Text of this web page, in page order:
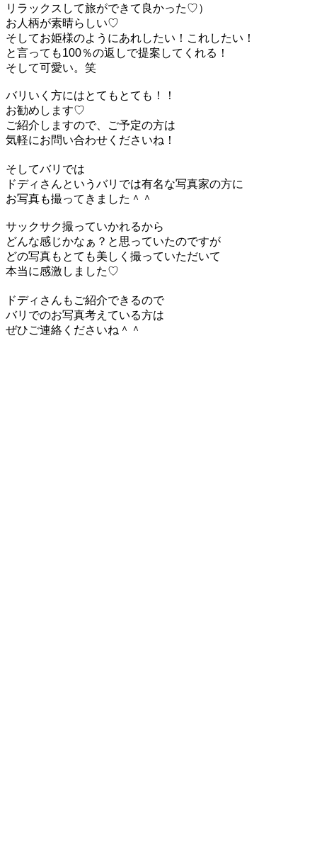
リラックスして旅ができて良かった♡）
お人柄が素晴らしい♡
そしてお姫様のようにあれしたい！これしたい！
と言っても100％の返しで提案してくれる！
そして可愛い。笑
バリいく方にはとてもとても！！
お勧めします♡
ご紹介しますので、ご予定の方は
気軽にお問い合わせくださいね！
そしてバリでは
ドディさんというバリでは有名な写真家の方に
お写真も撮ってきました＾＾
サックサク撮っていかれるから
どんな感じかなぁ？と思っていたのですが
どの写真もとても美しく撮っていただいて
本当に感激しました♡
ドディさんもご紹介できるので
バリでのお写真考えている方は
ぜひご連絡くださいね＾＾